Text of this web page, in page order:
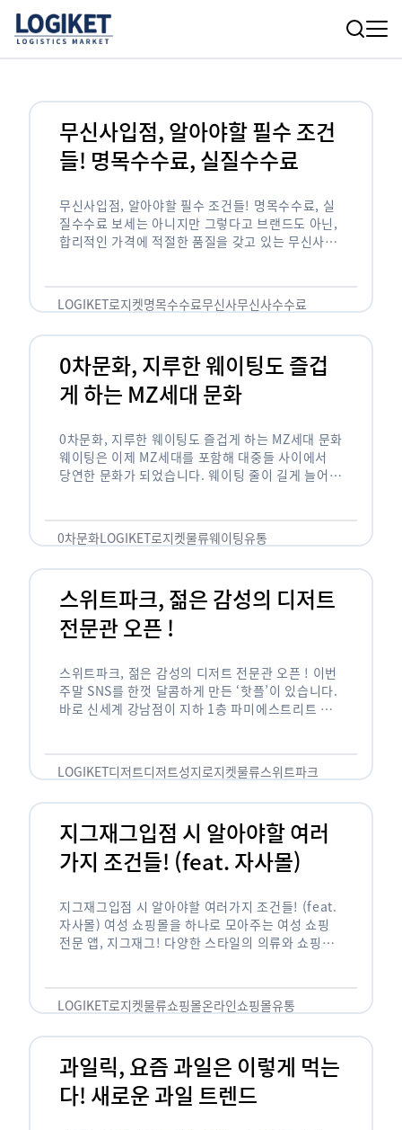
무신사입점, 알아야할 필수 조건
들! 명목수수료, 실질수수료
무신사입점, 알아야할 필수 조건들! 명목수수료, 실
질수수료 보세는 아니지만 그렇다고 브랜드도 아닌,
합리적인 가격에 적절한 품질을 갖고 있는 무신사!
LOGIKET로지켓명목수수료무신사무신사수수료
0차문화, 지루한 웨이팅도 즐겁
게 하는 MZ세대 문화
0차문화, 지루한 웨이팅도 즐겁게 하는 MZ세대 문화
웨이팅은 이제 MZ세대를 포함해 대중들 사이에서
당연한 문화가 되었습니다. 웨이팅 줄이 길게 늘어서
0차문화LOGIKET로지켓물류웨이팅유통
스위트파크, 젊은 감성의 디저트
전문관 오픈 !
스위트파크, 젊은 감성의 디저트 전문관 오픈 ! 이번
주말 SNS를 한껏 달콤하게 만든 ‘핫플’이 있습니다.
바로 신세계 강남점이 지하 1층 파미에스트리트 분
LOGIKET디저트디저트성지로지켓물류스위트파크
지그재그입점 시 알아야할 여러
가지 조건들! (feat. 자사몰)
지그재그입점 시 알아야할 여러가지 조건들! (feat.
자사몰) 여성 쇼핑몰을 하나로 모아주는 여성 쇼핑
전문 앱, 지그재그! 다양한 스타일의 의류와 쇼핑몰
LOGIKET로지켓물류쇼핑몰온라인쇼핑몰유통
과일릭, 요즘 과일은 이렇게 먹는
다! 새로운 과일 트렌드